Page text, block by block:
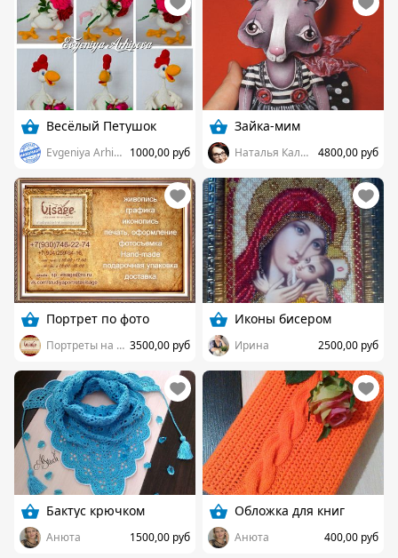
Весёлый Петушок
Evgeniya Arhipova 1000,00 руб
Зайка-мим
Наталья Калиничева 4800,00 руб
Портрет по фото
Портреты на заказ 3500,00 руб
Иконы бисером
Ирина 2500,00 руб
Бактус крючком
Анюта 1500,00 руб
Обложка для книг
Анюта 400,00 руб